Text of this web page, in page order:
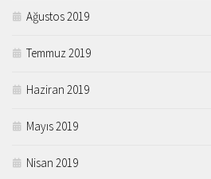
Ağustos 2019
Temmuz 2019
Haziran 2019
Mayıs 2019
Nisan 2019